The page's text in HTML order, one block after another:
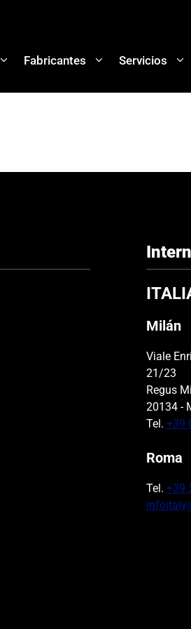
Fabricantes Servicios
Milán
Viale
21/23
Regus
20134 -
Tel. +39
Roma
Tel. +39